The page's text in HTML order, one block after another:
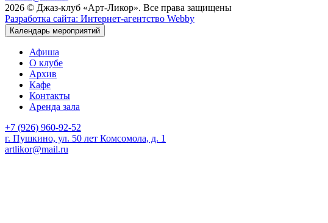
2026 © Джаз-клуб «Арт-Ликор». Все права защищены
Разработка сайта: Интернет-агентство Webby
Календарь мероприятий
Афиша
О клубе
Архив
Кафе
Контакты
Аренда зала
+7 (926) 960-92-52
г. Пушкино, ул. 50 лет Комсомола, д. 1
artlikor@mail.ru